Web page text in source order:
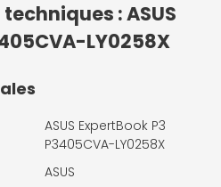
: ASUS
LY0258X
ASUS ExpertBook P3
P3405CVA-LY0258X
ASUS